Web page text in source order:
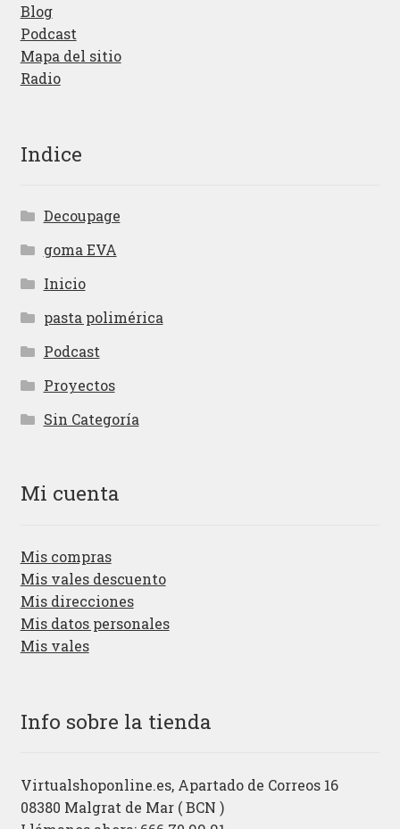
Blog
Podcast
Mapa del sitio
Radio
Indice
Decoupage
goma EVA
Inicio
pasta polimérica
Podcast
Proyectos
Sin Categoría
Mi cuenta
Mis compras
Mis vales descuento
Mis direcciones
Mis datos personales
Mis vales
Info sobre la tienda
Virtualshoponline.es, Apartado de Correos 16
08380 Malgrat de Mar ( BCN )